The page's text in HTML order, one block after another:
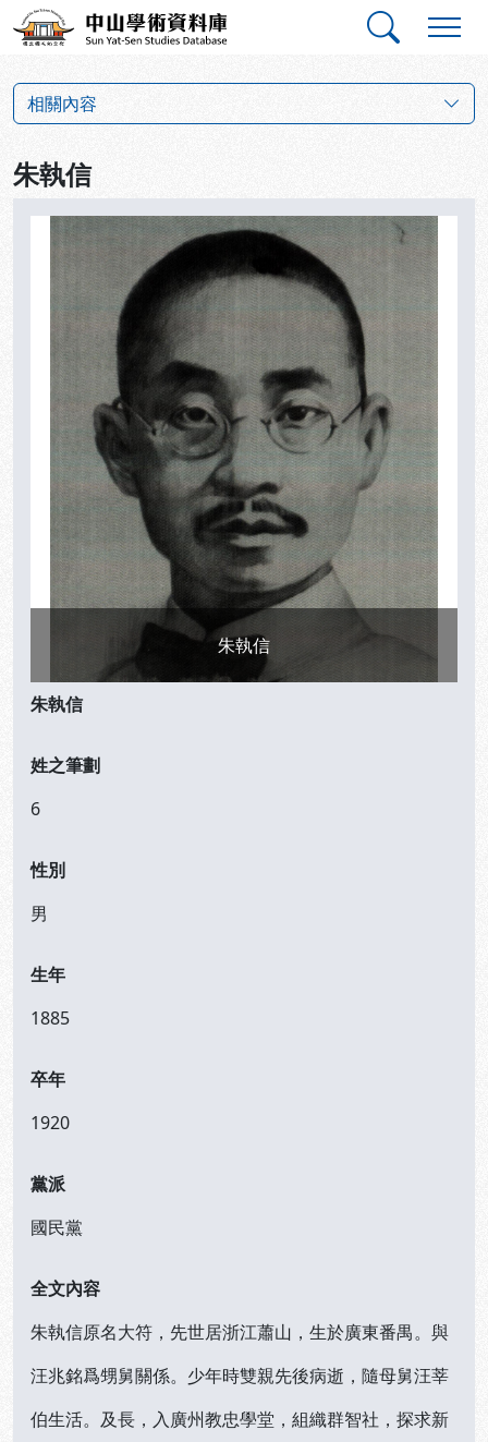
跳到主要內容
中山學術資料庫
革命群英小傳
相關內容
朱執信
朱執信
朱執信
姓之筆劃
6
性別
男
生年
1885
卒年
1920
黨派
國民黨
全文內容
朱執信原名大符，先世居浙江蕭山，生於廣東番禺。與
汪兆銘爲甥舅關係。少年時雙親先後病逝，隨母舅汪莘
伯生活。及長，入廣州教忠學堂，組織群智社，探求新